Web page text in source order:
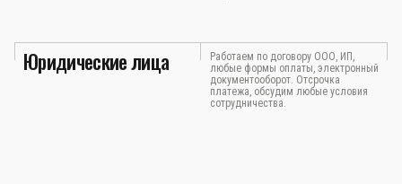
Юридические лица
Работаем по договору ООО, ИП,
любые формы оплаты, электронный
документооборот. Отсрочка
платежа, обсудим любые условия
сотрудничества.